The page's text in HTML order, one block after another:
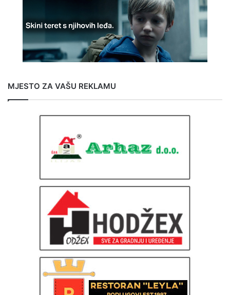
MJESTO ZA VAŠU REKLAMU